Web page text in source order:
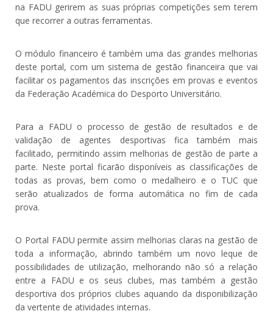
na FADU gerirem as suas próprias competições sem terem
que recorrer a outras ferramentas.
O módulo financeiro é também uma das grandes melhorias
deste portal, com um sistema de gestão financeira que vai
facilitar os pagamentos das inscrições em provas e eventos
da Federação Académica do Desporto Universitário.
Para a FADU o processo de gestão de resultados e de
validação de agentes desportivas fica também mais
facilitado, permitindo assim melhorias de gestão de parte a
parte. Neste portal ficarão disponíveis as classificações de
todas as provas, bem como o medalheiro e o TUC que
serão atualizados de forma automática no fim de cada
prova.
O Portal FADU permite assim melhorias claras na gestão de
toda a informação, abrindo também um novo leque de
possibilidades de utilização, melhorando não só a relação
entre a FADU e os seus clubes, mas também a gestão
desportiva dos próprios clubes aquando da disponibilização
da vertente de atividades internas.